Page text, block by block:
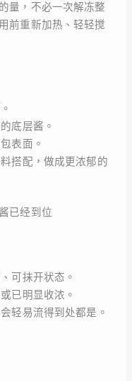
量，不必一次解冻整
前重新加热、轻轻搅
底层酱。
表面。
搭配，做成更浓郁的
已经到位
可抹开状态。
已明显收浓。
轻易流得到处都是。